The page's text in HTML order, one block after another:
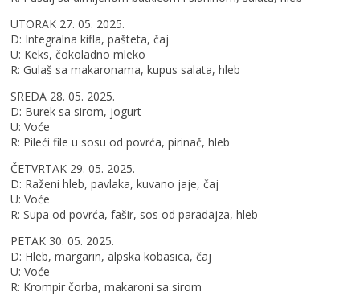
UTORAK 27. 05. 2025.
D: Integralna kifla, pašteta, čaj
U: Keks, čokoladno mleko
R: Gulaš sa makaronama, kupus salata, hleb
SREDA 28. 05. 2025.
D: Burek sa sirom, jogurt
U: Voće
R: Pileći file u sosu od povrća, pirinač, hleb
ČETVRTAK 29. 05. 2025.
D: Raženi hleb, pavlaka, kuvano jaje, čaj
U: Voće
R: Supa od povrća, fašir, sos od paradajza, hleb
PETAK 30. 05. 2025.
D: Hleb, margarin, alpska kobasica, čaj
U: Voće
R: Krompir čorba, makaroni sa sirom